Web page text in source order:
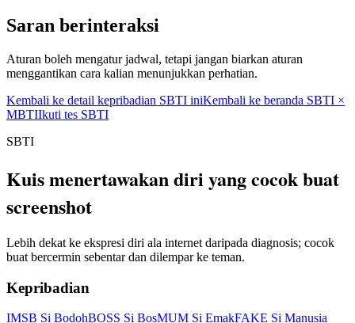
Saran berinteraksi
Aturan boleh mengatur jadwal, tetapi jangan biarkan aturan
menggantikan cara kalian menunjukkan perhatian.
Kembali ke detail kepribadian SBTI iniKembali ke beranda SBTI ×
MBTIIkuti tes SBTI
SBTI
Kuis menertawakan diri yang cocok buat
screenshot
Lebih dekat ke ekspresi diri ala internet daripada diagnosis; cocok
buat bercermin sebentar dan dilempar ke teman.
Kepribadian
IMSB Si BodohBOSS Si BosMUM Si EmakFAKE Si Manusia